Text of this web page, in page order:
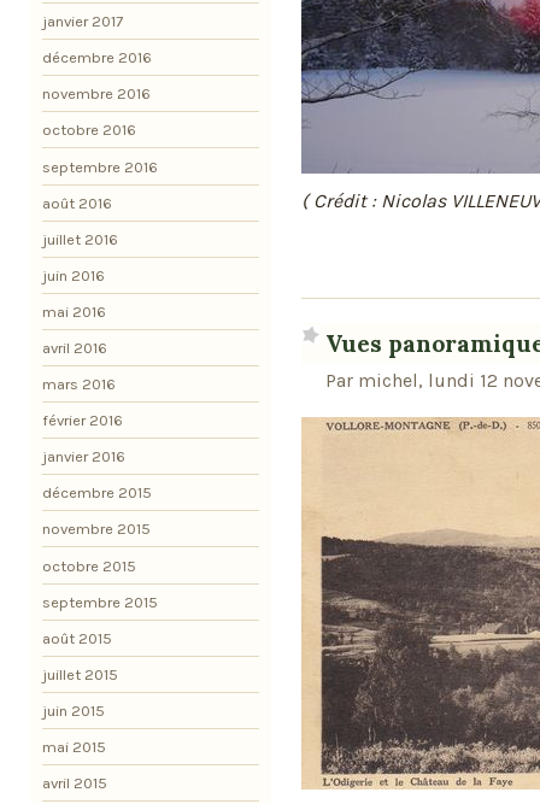
( Crédit : Nicolas
Vues
Par michel, lundi 12
janvier 2017
décembre 2016
novembre 2016
octobre 2016
septembre 2016
août 2016
juillet 2016
juin 2016
mai 2016
avril 2016
mars 2016
février 2016
janvier 2016
décembre 2015
novembre 2015
octobre 2015
septembre 2015
août 2015
juillet 2015
juin 2015
mai 2015
avril 2015